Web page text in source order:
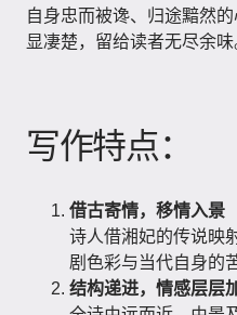
自身忠而被谗、归途黯然
显凄楚，留给读者无尽余味
写作特点：
借古寄情，移情入景
诗人借湘妃的传说映
剧色彩与当代自身的
结构递进，情感层层